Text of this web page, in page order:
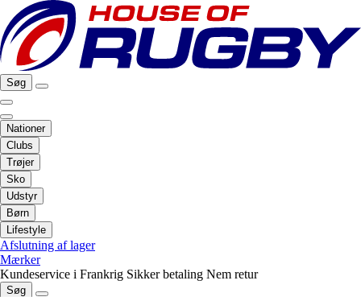
Søg
Nationer
Clubs
Trøjer
Sko
Udstyr
Børn
Lifestyle
Afslutning af lager
Mærker
Kundeservice i Frankrig Sikker betaling Nem retur
Søg